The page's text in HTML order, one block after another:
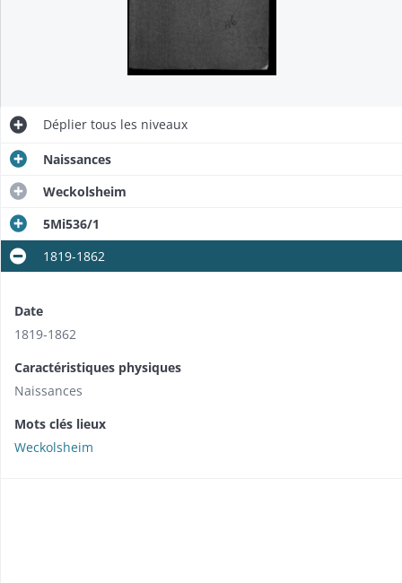
Déplier tous les niveaux
Naissances
Weckolsheim
5Mi536/1
1819-1862
Date
1819-1862
Caractéristiques physiques
Naissances
Mots clés lieux
Weckolsheim